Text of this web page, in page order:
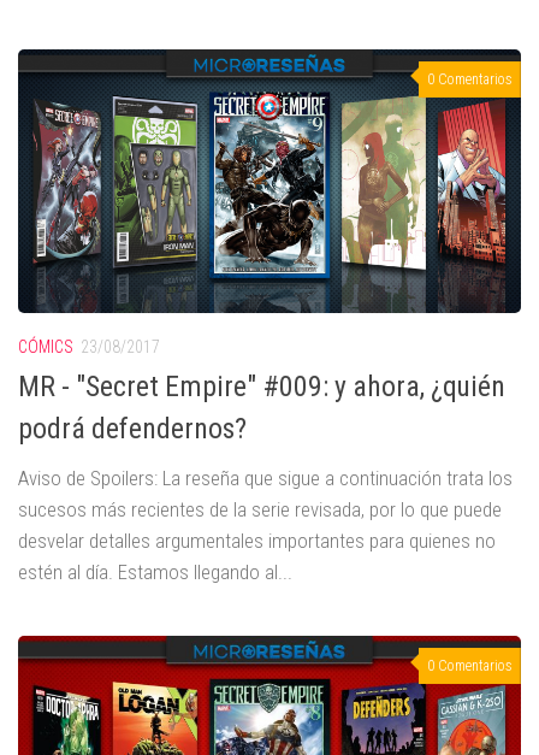
0 Comentarios
CÓMICS 23/08/2017
MR - "Secret Empire" #009: y ahora, ¿quién
podrá defendernos?
Aviso de Spoilers: La reseña que sigue a continuación trata los
sucesos más recientes de la serie revisada, por lo que puede
desvelar detalles argumentales importantes para quienes no
estén al día. Estamos llegando al...
0 Comentarios